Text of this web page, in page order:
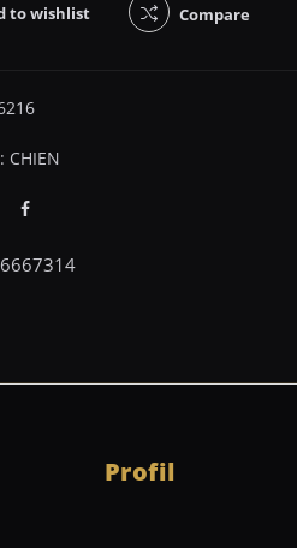
to wishlist Compare
CHIEN
Profil